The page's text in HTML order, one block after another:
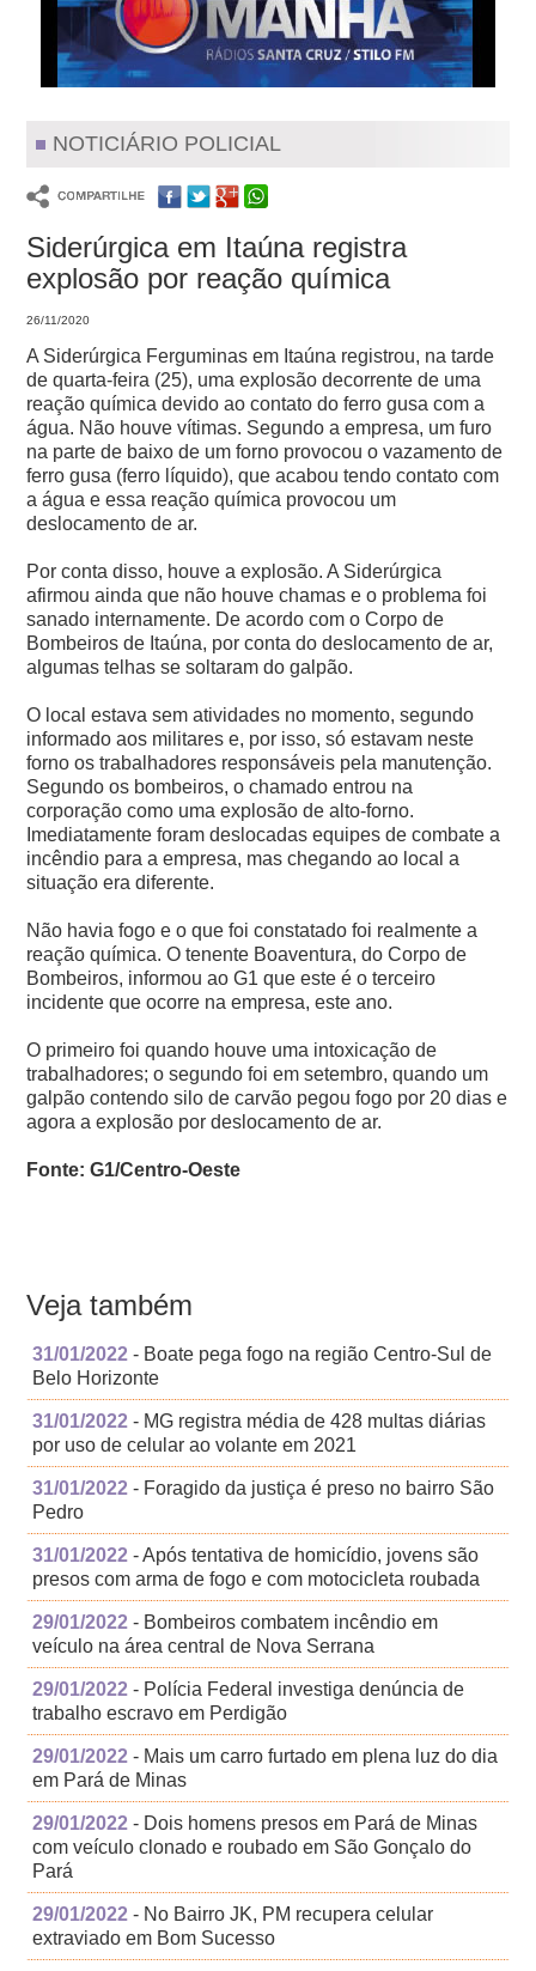
NOTICIÁRIO POLICIAL
Siderúrgica em Itaúna registra
explosão por reação química
26/11/2020
A Siderúrgica Ferguminas em Itaúna registrou, na tarde
de quarta-feira (25), uma explosão decorrente de uma
reação química devido ao contato do ferro gusa com a
água. Não houve vítimas. Segundo a empresa, um furo
na parte de baixo de um forno provocou o vazamento de
ferro gusa (ferro líquido), que acabou tendo contato com
a água e essa reação química provocou um
deslocamento de ar.
Por conta disso, houve a explosão. A Siderúrgica
afirmou ainda que não houve chamas e o problema foi
sanado internamente. De acordo com o Corpo de
Bombeiros de Itaúna, por conta do deslocamento de ar,
algumas telhas se soltaram do galpão.
O local estava sem atividades no momento, segundo
informado aos militares e, por isso, só estavam neste
forno os trabalhadores responsáveis pela manutenção.
Segundo os bombeiros, o chamado entrou na
corporação como uma explosão de alto-forno.
Imediatamente foram deslocadas equipes de combate a
incêndio para a empresa, mas chegando ao local a
situação era diferente.
Não havia fogo e o que foi constatado foi realmente a
reação química. O tenente Boaventura, do Corpo de
Bombeiros, informou ao G1 que este é o terceiro
incidente que ocorre na empresa, este ano.
O primeiro foi quando houve uma intoxicação de
trabalhadores; o segundo foi em setembro, quando um
galpão contendo silo de carvão pegou fogo por 20 dias e
agora a explosão por deslocamento de ar.
Fonte: G1/Centro-Oeste
Veja também
31/01/2022 - Boate pega fogo na região Centro-Sul de
Belo Horizonte
31/01/2022 - MG registra média de 428 multas diárias
por uso de celular ao volante em 2021
31/01/2022 - Foragido da justiça é preso no bairro São
Pedro
31/01/2022 - Após tentativa de homicídio, jovens são
presos com arma de fogo e com motocicleta roubada
29/01/2022 - Bombeiros combatem incêndio em
veículo na área central de Nova Serrana
29/01/2022 - Polícia Federal investiga denúncia de
trabalho escravo em Perdigão
29/01/2022 - Mais um carro furtado em plena luz do dia
em Pará de Minas
29/01/2022 - Dois homens presos em Pará de Minas
com veículo clonado e roubado em São Gonçalo do
Pará
29/01/2022 - No Bairro JK, PM recupera celular
extraviado em Bom Sucesso